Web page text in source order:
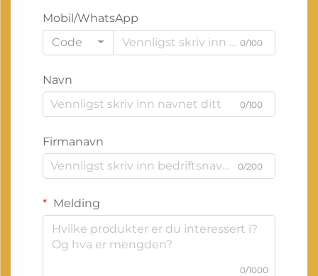
Mobil/WhatsApp
Code
0/100
Navn
0/100
Firmanavn
0/200
Melding
0/1000